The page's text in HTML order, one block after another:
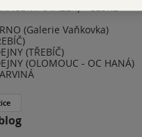
ÚVAZEK) - ČESKÉ
(Galerie Vaňkovka)
(TŘEBÍČ)
(OLOMOUC - OC HANÁ)